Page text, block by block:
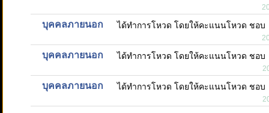
บุคคลภายนอก ได้ทำการโหวด โดยให้คะแนนโหวด ชอบ
บุคคลภายนอก ได้ทำการโหวด โดยให้คะแนนโหวด ชอบ
บุคคลภายนอก ได้ทำการโหวด โดยให้คะแนนโหวด ชอบ